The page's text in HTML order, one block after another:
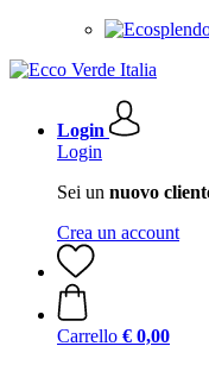
Login
Login
Sei un nuovo
Crea un account
Carrello € 0,00